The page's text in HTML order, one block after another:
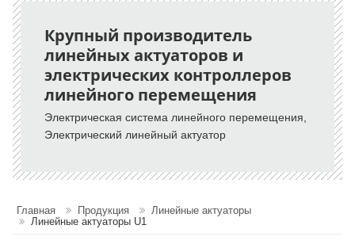
Крупный производитель
линейных актуаторов и
электрических контроллеров
линейного перемещения
Электрическая система линейного перемещения
Электрический линейный актуатор
Главная Продукция
Линейные актуаторы
Линейные актуаторы U1